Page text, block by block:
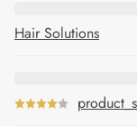
Hair Solutions